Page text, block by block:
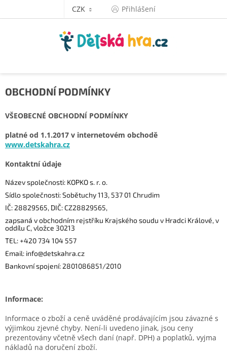
CZK Přihlášení
OBCHODNÍ PODMÍNKY
VŠEOBECNÉ OBCHODNÍ PODMÍNKY
platné od 1.1.2017 v internetovém obchodě
www.detskahra.cz
Kontaktní údaje
Název společnosti: KOPKO s. r. o.
Sídlo společnosti: Sobětuchy 113, 537 01 Chrudim
IČ: 28829565, DIČ: CZ28829565,
zapsaná v obchodním rejstříku Krajského soudu v Hradci Králové, v
oddílu C, vložce 30213
TEL: +420 734 104 557
Email: info@detskahra.cz
Bankovní spojení: 2801086851/2010
Informace:
Informace o zboží a ceně uváděné prodávajícím jsou závazné s
výjimkou zjevné chyby. Není-li uvedeno jinak, jsou ceny
prezentovány včetně všech daní (např. DPH) a poplatků, vyjma
nákladů na doručení zboží.